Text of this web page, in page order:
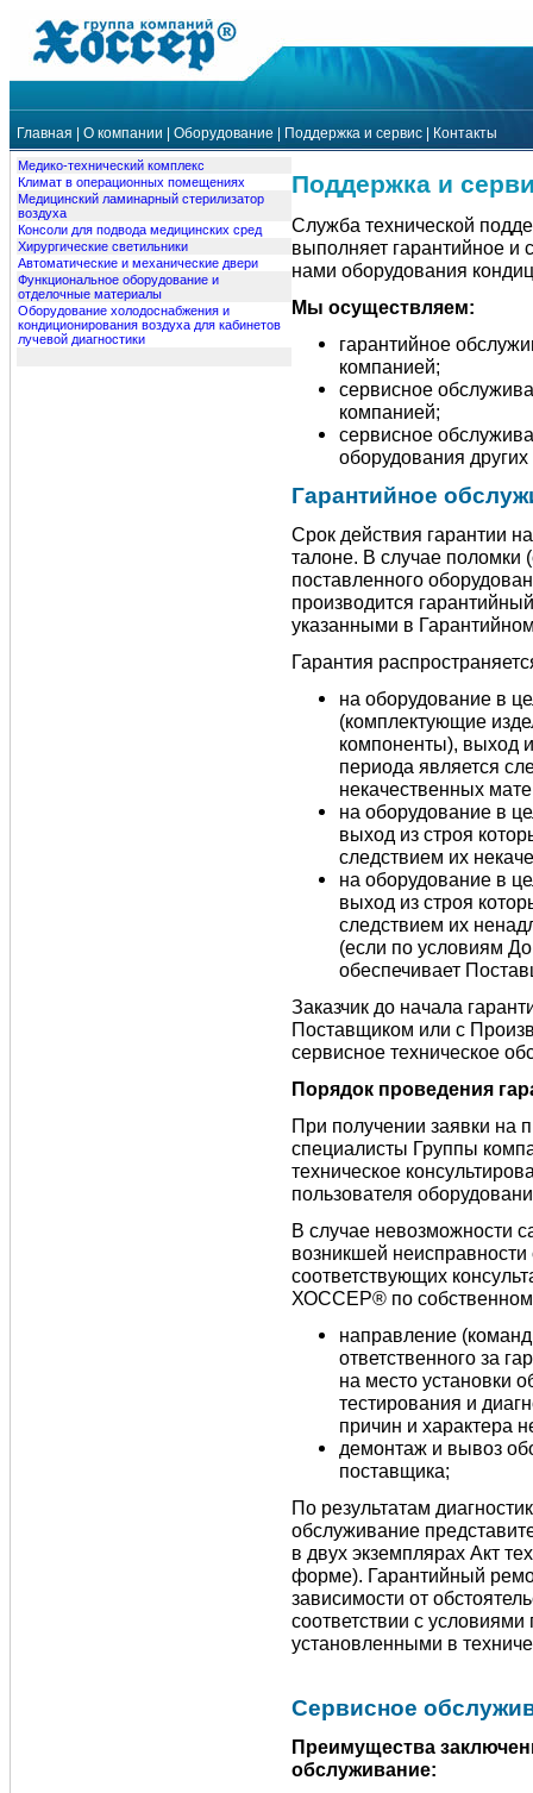
Главная О компании Оборудование Поддержка и сервис Контакты
Медико-технический комплекс
Климат в операционных помещениях
Медицинский ламинарный стерилизатор
воздуха
Консоли для подвода медицинских сред
Хирургические светильники
Автоматические и механические двери
Функциональное оборудование и
отделочные материалы
Оборудование холодоснабжения и
кондиционирования воздуха для кабинетов
лучевой диагностики
Поддержка и
Служба технической
выполняет гарантийное и
нами оборудования
Мы осуществляем:
гарантийное
компанией;
сервисное
компанией;
сервисное
оборудования
Гарантийное
Срок действия гарантии
талоне. В случае поломки
поставленного
производится
указанными в
Гарантия
на оборудование в
(комплектующие
компоненты), выход
периода является
некачественных
на оборудование в
выход из строя
следствием их
на оборудование в
выход из строя
следствием их
(если по условиям
обеспечивает
Заказчик до начала
Поставщиком или с
сервисное техническое
Порядок проведения
При получении заявки на
специалисты Группы
техническое
пользователя
В случае невозможности
возникшей
соответствующих
ХОССЕР® по
направление
ответственного за
на место установки
тестирования и
причин и характера
демонтаж и вывоз
поставщика;
По результатам
обслуживание
в двух экземплярах Акт
форме). Гарантийный
зависимости от
соответствии с
установленными в
Сервисное
Преимущества
обслуживание: